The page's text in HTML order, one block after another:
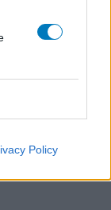
Policy